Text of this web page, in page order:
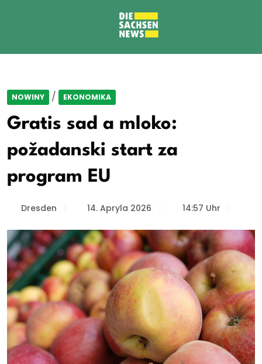
NOWINY / EKONOMIKA
Gratis sad a mloko:
požadanski start za
program EU
Dresden 14. Apryla 2026 14:57 Uhr